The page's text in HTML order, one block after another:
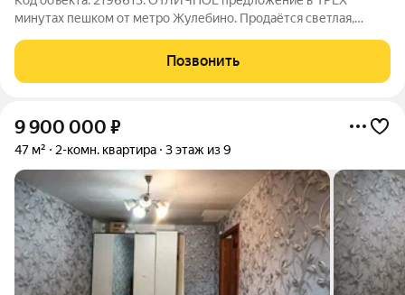
минутах пешком от метро Жулебино. Продаётся светлая,
67,3 кв. без учета большого балкона, площадью 5 кв.м. на
улице Авиаконструктора Миля, 15к1.
Позвонить
9 900 000 ₽
47 м² 2-комн. квартира 3 этаж из 9